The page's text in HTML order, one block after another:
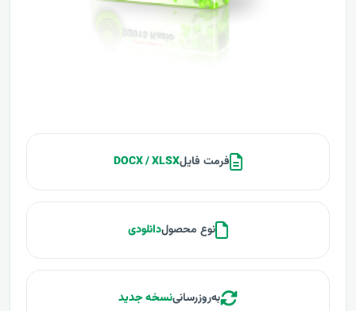
فرمت فایلDOCX / XLSX
نوع محصولدانلودی
به‌روزرسانینسخه جدید